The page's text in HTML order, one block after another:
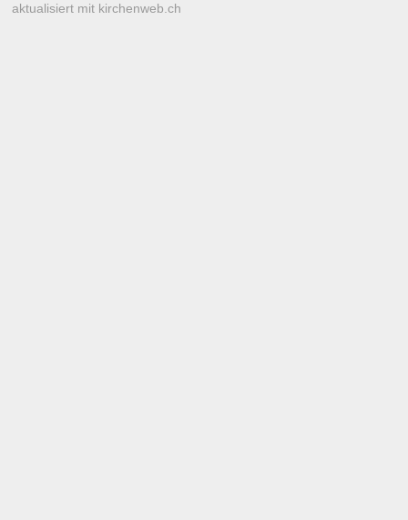
aktualisiert mit kirchenweb.ch